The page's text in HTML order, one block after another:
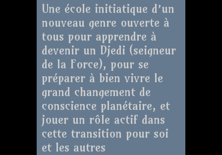
Une école initiatique d’un
nouveau genre ouverte à
tous pour apprendre à
devenir un Djedi (seigneur
de la Force), pour se
préparer à bien vivre le
grand changement de
conscience planétaire, et
jouer un rôle actif dans
cette transition pour soi
et les autres